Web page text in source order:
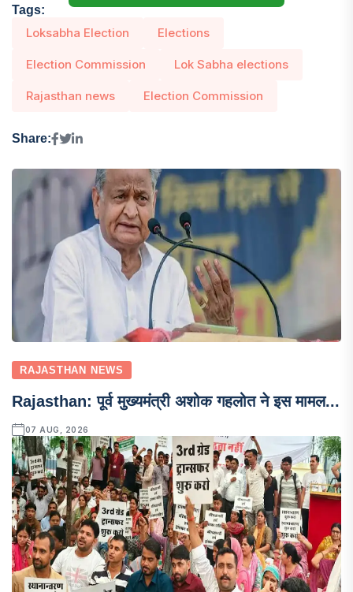
Tags:
Loksabha Election Elections
Election Commission Lok Sabha elections
Rajasthan news Election Commission
Share:
RAJASTHAN NEWS
Rajasthan: पूर्व मुख्यमंत्री अशोक गहलोत ने इस मामल...
07 AUG, 2026